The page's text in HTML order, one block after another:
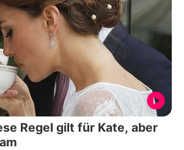
Regel gilt für Kate, aber